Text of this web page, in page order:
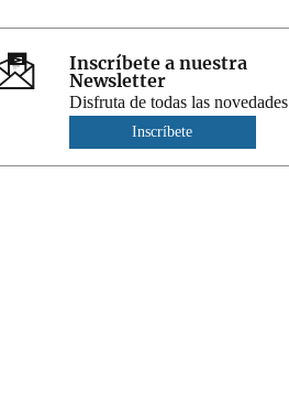
Inscríbete a nuestra
Newsletter
Disfruta de todas las novedades
Inscríbete